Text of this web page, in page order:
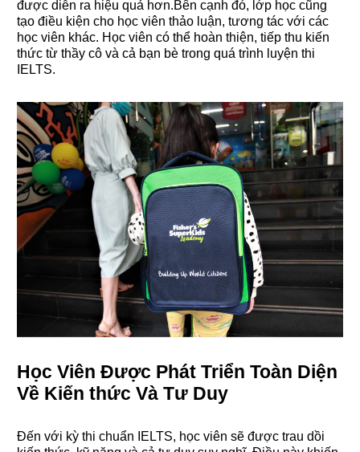
được diễn ra hiệu quả hơn.Bên cạnh đó, lớp học cũng
tạo điều kiện cho học viên thảo luận, tương tác với các
học viên khác. Học viên có thể hoàn thiện, tiếp thu kiến
thức từ thầy cô và cả bạn bè trong quá trình luyện thi
IELTS.
Học Viên Được Phát Triển Toàn Diện
Về Kiến thức Và Tư Duy
Đến với kỳ thi chuẩn IELTS, học viên sẽ được trau dồi